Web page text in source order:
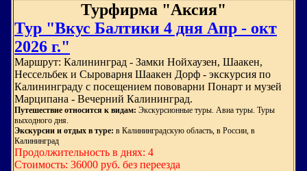
Турфирма "Аксия"
Тур "Вкус Балтики 4 дня Апр - окт
2026 г."
Маршрут: Калининград - Замки Нойхаузен, Шаакен,
Нессельбек и Сыроварня Шаакен Дорф - экскурсия по
Калининграду с посещением пововарни Понарт и музей
Марципана - Вечерний Калининград.
Путешествие относится к видам: Экскурсионные туры. Авиа туры. Туры
выходного дня.
Экскурсии и отдых в туре: в Калининградскую область, в России, в
Калининград
Продолжительность в днях: 4
Стоимость: 36000 руб. без переезда